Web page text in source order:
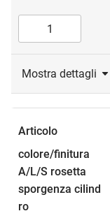
Mostra dettagli